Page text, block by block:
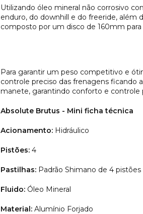
Utilizando óleo mineral não corrosivo
enduro, do downhill e do freeride, além
composto por um disco de 160mm
Para garantir um peso competitivo e
controle preciso das frenagens ficando
manete, garantindo conforto e controle
Absolute Brutus - Mini ficha técnica
Acionamento: Hidráulico
Pistões: 4
Pastilhas: Padrão Shimano de 4
Fluido: Óleo Mineral
Material: Alumínio Forjado